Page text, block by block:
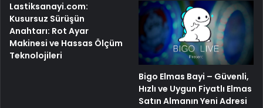
Lastiksanayi.com:
Kusursuz Sürüşün
Anahtarı: Rot Ayar
Makinesi ve Hassas Ölçüm
Teknolojileri
Bigo Elmas Bayi – Güvenli,
Hızlı ve Uygun Fiyatlı Elmas
Satın Almanın Yeni Adresi